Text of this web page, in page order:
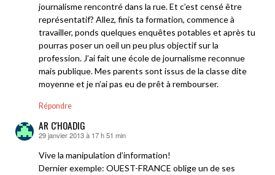
journalisme rencontré dans la rue. Et c’est censé être
représentatif? Allez, finis ta formation, commence à
travailler, ponds quelques enquêtes potables et après tu
pourras poser un oeil un peu plus objectif sur la
profession. J’ai fait une école de journalisme reconnue
mais publique. Mes parents sont issus de la classe dite
moyenne et je n’ai pas eu de prêt à rembourser.
Répondre
AR C'HOADIG
dit :
29 janvier 2013 à 17 h 51 min
Vive la manipulation d’information!
Dernier exemple: OUEST-FRANCE oblige un de ses